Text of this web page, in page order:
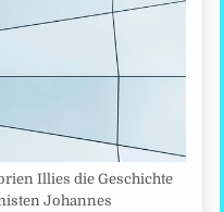
Illies die Geschichte
Johannes